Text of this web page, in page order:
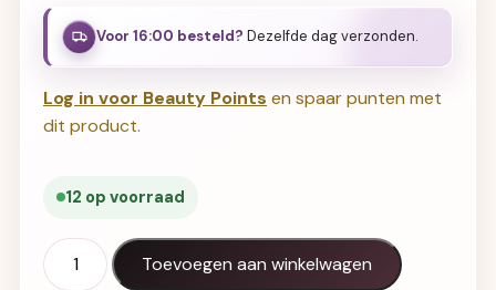
Voor 16:00 besteld? Dezelfde dag verzonden.
Log in voor Beauty Points en spaar punten met
dit product.
12 op voorraad
Gel Polish UV LED Dazzling Diamonds - 609 aantal
Toevoegen aan winkelwagen